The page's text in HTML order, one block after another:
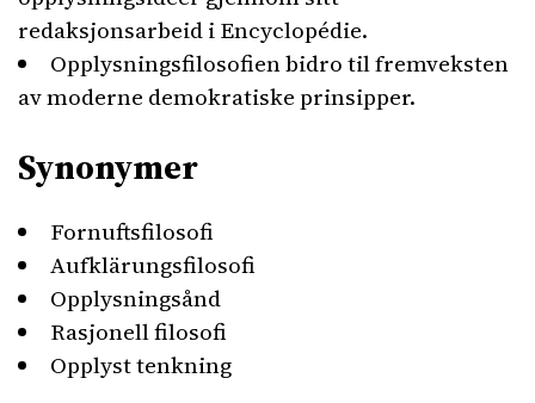
redaksjonsarbeid i Encyclopédie.
Opplysningsfilosofien bidro til fremveksten
av moderne demokratiske prinsipper.
Synonymer
Fornuftsfilosofi
Aufklärungsfilosofi
Opplysningsånd
Rasjonell filosofi
Opplyst tenkning